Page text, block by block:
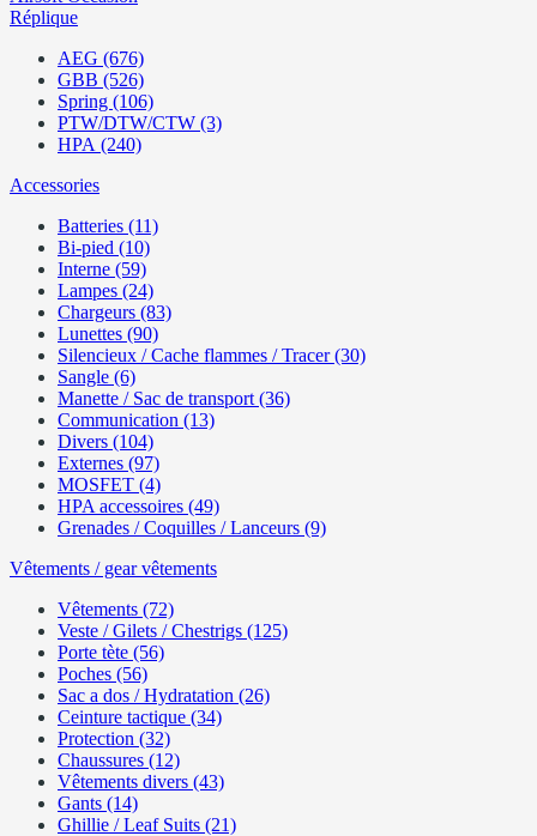
Réplique
AEG (676)
GBB (526)
Spring (106)
PTW/DTW/CTW (3)
HPA (240)
Accessories
Batteries (11)
Bi-pied (10)
Interne (59)
Lampes (24)
Chargeurs (83)
Lunettes (90)
Silencieux / Cache flammes / Tracer (30)
Sangle (6)
Manette / Sac de transport (36)
Communication (13)
Divers (104)
Externes (97)
MOSFET (4)
HPA accessoires (49)
Grenades / Coquilles / Lanceurs (9)
Vêtements / gear vêtements
Vêtements (72)
Veste / Gilets / Chestrigs (125)
Porte tète (56)
Poches (56)
Sac a dos / Hydratation (26)
Ceinture tactique (34)
Protection (32)
Chaussures (12)
Vêtements divers (43)
Gants (14)
Ghillie / Leaf Suits (21)